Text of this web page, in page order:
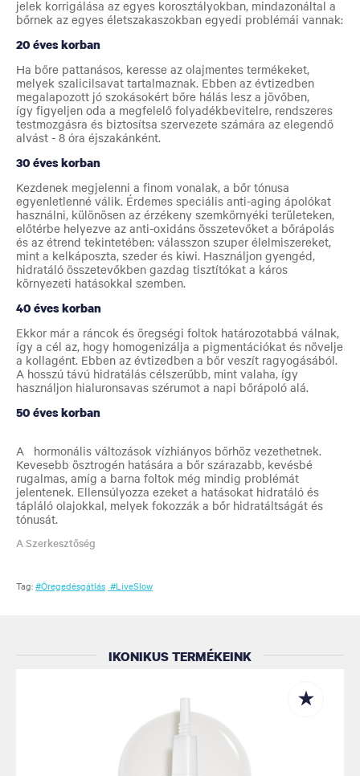
jelek korrigálása az egyes korosztályokban, mindazonáltal a
bőrnek az egyes életszakaszokban egyedi problémái vannak:
20 éves korban
Ha bőre pattanásos, keresse az olajmentes termékeket,
melyek szalicilsavat tartalmaznak. Ebben az évtizedben
megalapozott jó szokásokért bőre hálás lesz a jövőben,
így figyeljen oda a megfelelő folyadékbevitelre, rendszeres
testmozgásra és biztosítsa szervezete számára az elegendő
alvást - 8 óra éjszakánként.
30 éves korban
Kezdenek megjelenni a finom vonalak, a bőr tónusa
egyenletlenné válik. Érdemes speciális anti-aging ápolókat
használni, különösen az érzékeny szemkörnyéki területeken,
előtérbe helyezve az anti-oxidáns összetevőket a bőrápolás
és az étrend tekintetében: válasszon szuper élelmiszereket,
mint a kelkáposzta, szeder és kiwi. Használjon gyengéd,
hidratáló összetevőkben gazdag tisztítókat a káros
környezeti hatásokkal szemben.
40 éves korban
Ekkor már a ráncok és öregségi foltok határozotabbá válnak,
így a cél az, hogy homogenizálja a pigmentációkat és növelje
a kollagént. Ebben az évtizedben a bőr veszít ragyogásából.
A hosszú távú hidratálás célszerűbb, mint valaha, így
használjon hialuronsavas szérumot a napi bőrápoló alá.
50 éves korban
A hormonális változások vízhiányos bőrhöz vezethetnek.
Kevesebb ösztrogén hatására a bőr szárazabb, kevésbé
rugalmas, amíg a barna foltok még mindig problémát
jelentenek. Ellensúlyozza ezeket a hatásokat hidratáló és
tápláló olajokkal, melyek fokozzák a bőr hidratáltságát és
tónusát.
A Szerkesztőség
Tag:#Öregedésgátlás #LiveSlow
IKONIKUS TERMÉKEINK